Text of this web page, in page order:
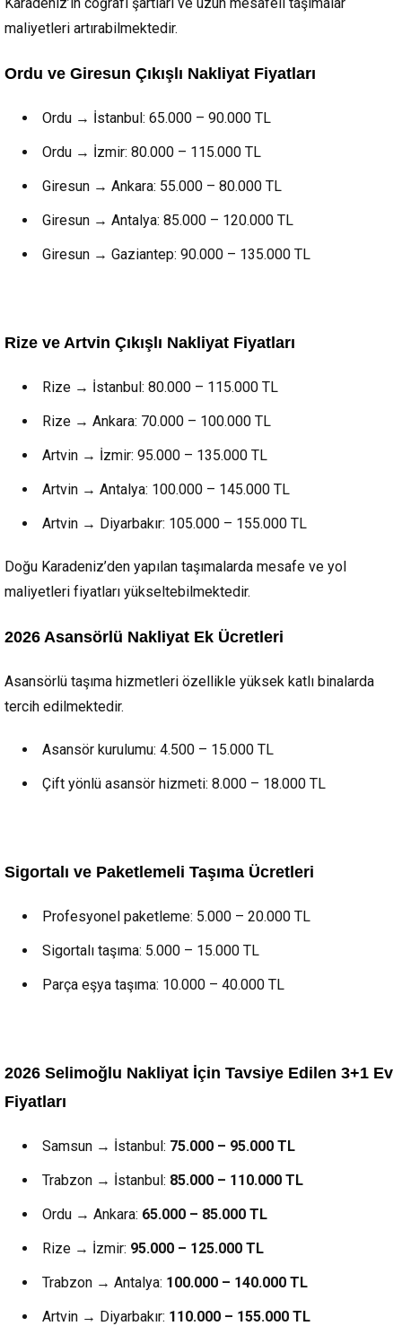
maliyetleri artırabilmektedir.
Ordu ve Giresun Çıkışlı Nakliyat Fiyatları
Ordu → İstanbul: 65.000 – 90.000 TL
Ordu → İzmir: 80.000 – 115.000 TL
Giresun → Ankara: 55.000 – 80.000 TL
Giresun → Antalya: 85.000 – 120.000 TL
Giresun → Gaziantep: 90.000 – 135.000 TL
Rize ve Artvin Çıkışlı Nakliyat Fiyatları
Rize → İstanbul: 80.000 – 115.000 TL
Rize → Ankara: 70.000 – 100.000 TL
Artvin → İzmir: 95.000 – 135.000 TL
Artvin → Antalya: 100.000 – 145.000 TL
Artvin → Diyarbakır: 105.000 – 155.000 TL
Doğu Karadeniz’den yapılan taşımalarda mesafe ve yol
maliyetleri fiyatları yükseltebilmektedir.
2026 Asansörlü Nakliyat Ek Ücretleri
Asansörlü taşıma hizmetleri özellikle yüksek katlı binalarda
tercih edilmektedir.
Asansör kurulumu: 4.500 – 15.000 TL
Çift yönlü asansör hizmeti: 8.000 – 18.000 TL
Sigortalı ve Paketlemeli Taşıma Ücretleri
Profesyonel paketleme: 5.000 – 20.000 TL
Sigortalı taşıma: 5.000 – 15.000 TL
Parça eşya taşıma: 10.000 – 40.000 TL
2026 Selimoğlu Nakliyat İçin Tavsiye Edilen 3+1 Ev
Fiyatları
Samsun → İstanbul: 75.000 – 95.000 TL
Trabzon → İstanbul: 85.000 – 110.000 TL
Ordu → Ankara: 65.000 – 85.000 TL
Rize → İzmir: 95.000 – 125.000 TL
Trabzon → Antalya: 100.000 – 140.000 TL
Artvin → Diyarbakır: 110.000 – 155.000 TL